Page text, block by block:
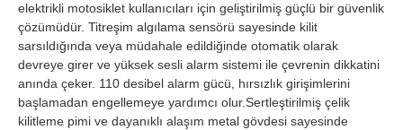
elektrikli motosiklet kullanıcıları için geliştirilmiş güçlü bir güvenlik
çözümüdür. Titreşim algılama sensörü sayesinde kilit
sarsıldığında veya müdahale edildiğinde otomatik olarak
devreye girer ve yüksek sesli alarm sistemi ile çevrenin dikkatini
anında çeker. 110 desibel alarm gücü, hırsızlık girişimlerini
başlamadan engellemeye yardımcı olur.Sertleştirilmiş çelik
kilitleme pimi ve dayanıklı alaşım metal gövdesi sayesinde